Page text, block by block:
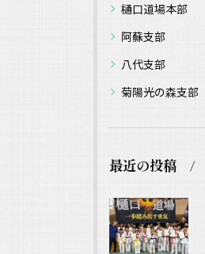
樋口道場本部
阿蘇支部
八代支部
菊陽光の森支部
最近の投稿